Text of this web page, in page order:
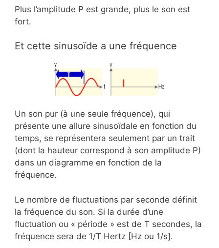
Plus l’amplitude P est grande, plus le son est
fort.
Et cette sinusoïde a une fréquence
Un son pur (à une seule fréquence), qui
présente une allure sinusoïdale en fonction du
temps, se représentera seulement par un trait
(dont la hauteur correspond à son amplitude P)
dans un diagramme en fonction de la
fréquence.
Le nombre de fluctuations par seconde définit
la fréquence du son. Si la durée d’une
fluctuation ou « période » est de T secondes, la
fréquence sera de 1/T Hertz [Hz ou 1/s].